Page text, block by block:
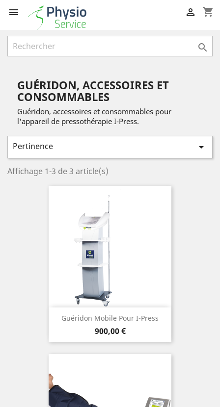
 shopping_cart


GUÉRIDON, ACCESSOIRES ET
CONSOMMABLES
Guéridon, accessoires et consommables pour
l'appareil de pressothérapie I-Press.
Pertinence 
Affichage 1-3 de 3 article(s)
Guéridon Mobile Pour I-Press
Prix
900,00 €